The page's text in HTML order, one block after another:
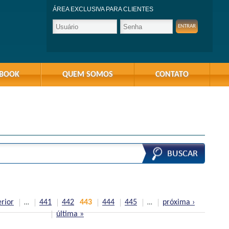
ÁREA EXCLUSIVA PARA CLIENTES
QUEM SOMOS CONTATO
… 441 442 443 444 445 …
próxima ›
última »